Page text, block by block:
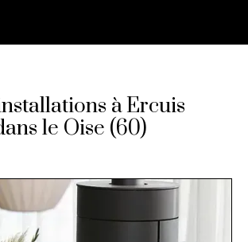
à Ercuis
le Oise (60)